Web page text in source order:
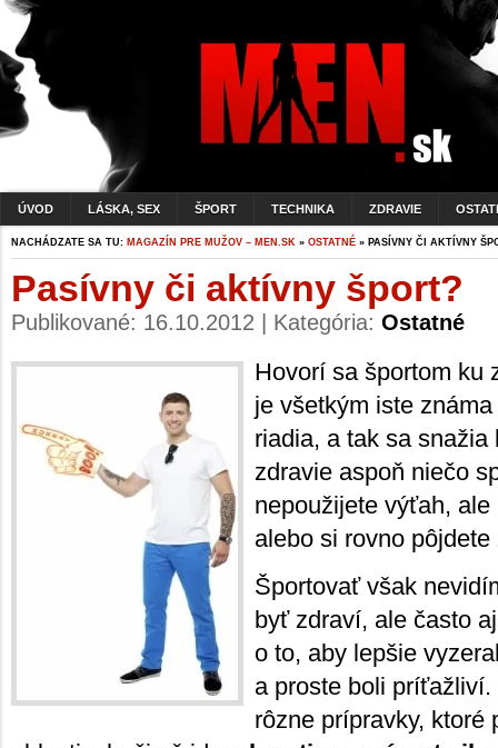
ÚVOD LÁSKA, SEX ŠPORT TECHNIKA ZDRAVIE
NACHÁDZATE SA TU: MAGAZÍN PRE MUŽOV – MEN.SK » OSTATNÉ » PASÍVNY ČI AKTÍVNY
Pasívny či aktívny šport?
Publikované: 16.10.2012 | Kategória: Ostatné
Hovorí sa športom ku
je všetkým iste
riadia, a tak sa
zdravie aspoň niečo
nepoužijete výťah,
alebo si rovno
Športovať však
byť zdraví, ale často
o to, aby lepšie
a proste boli
rôzne prípravky, ktoré